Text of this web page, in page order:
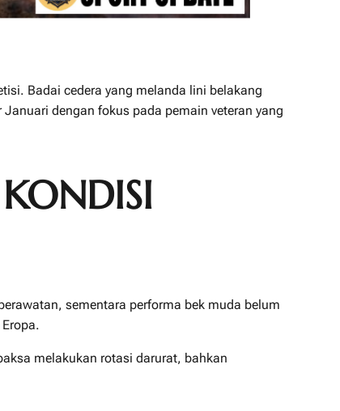
Badai cedera yang melanda lini belakang
dengan fokus pada pemain veteran yang
sementara performa bek muda belum
melakukan rotasi darurat, bahkan